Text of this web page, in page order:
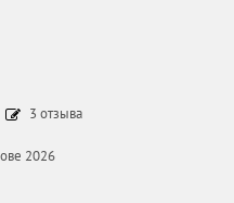
3 отзыва
2026